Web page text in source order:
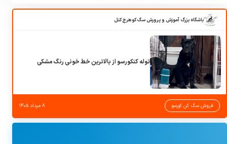
باشگاه بزرگ آموزش و پرورش سگ کوهرج کنل
توله کنکورسو از بالاترین خط خونی رنگ مشکی
فروش سگ کن کورسو ۸ مرداد ۱۴۰۵